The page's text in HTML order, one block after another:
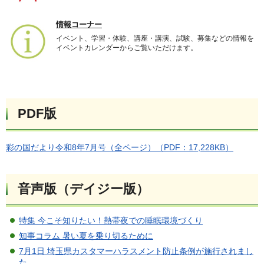
情報コーナー
イベント、学習・体験、講座・講演、試験、募集などの情報を
イベントカレンダーからご覧いただけます。
PDF版
彩の国だより令和8年7月号（全ページ）（PDF：17,228KB）
音声版（デイジー版）
特集 今こそ知りたい！熱帯夜での睡眠環境づくり
知事コラム 暑い夏を乗り切るために
7月1日 埼玉県カスタマーハラスメント防止条例が施行されまし